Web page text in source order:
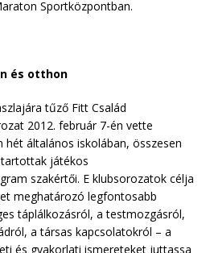
Sportközpontban.
és otthon
tűző Fitt Család
2012. február 7-én vette
hét általános iskolában, összesen
játékos
szakértői. E klubsorozatok célja
meghatározó legfontosabb
táplálkozásról, a testmozgásról,
a társas kapcsolatokról – a
és gyakorlati ismereteket juttassa